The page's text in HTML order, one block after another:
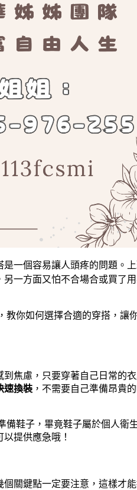
一個容易讓人頭疼的問題。
一方面又怕不合場合或買了
教你如何選擇合適的穿搭，讓
焦慮，只要穿著自己日常的衣
速換裝 ，不需要自己準備昂貴
備鞋子，畢竟鞋子屬於個人衛
提供應急哦！
關鍵點一定要注意，這樣才